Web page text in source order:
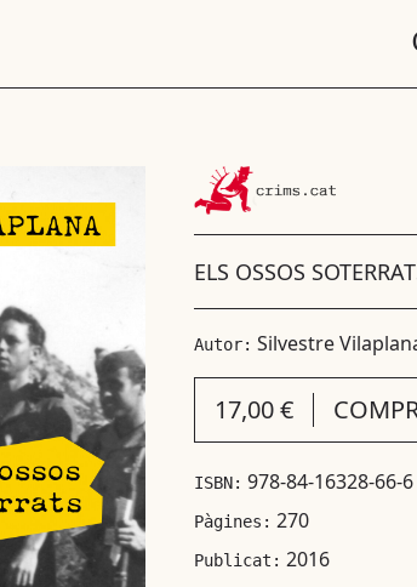
ELS OSSOS
Autor: Silvestre
17,00 €
ISBN: 978-84-16328-66-6
Pàgines: 270
Publicat: 2016